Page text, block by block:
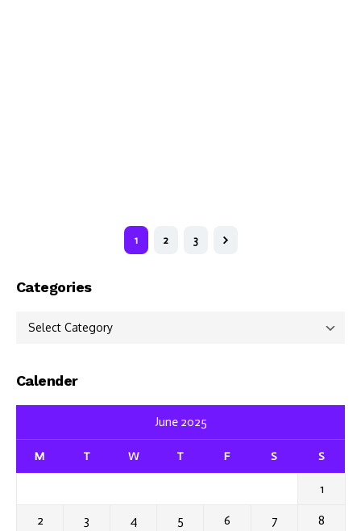
1 2 3
Categories
Categories
Calender
June 2025
M T W T F S S
1
2 3 4 5 6 7 8